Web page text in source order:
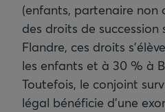
(enfants, partenaire non
des droits de succession
Flandre, ces droits
les enfants et à 30 % à
Toutefois, le conjoint
légal bénéficie d’une